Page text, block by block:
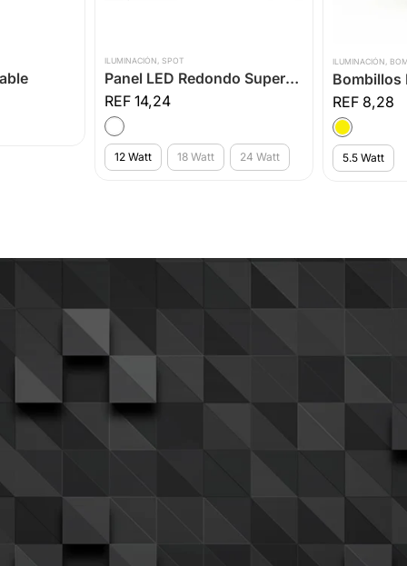
ILUMINACIÓN , SPOT
Panel LED Redondo Superficial Luz Blanca
14,24
12 Watt 18 Watt 24 Watt
ILUMINACIÓN
8,28
5.5 Watt